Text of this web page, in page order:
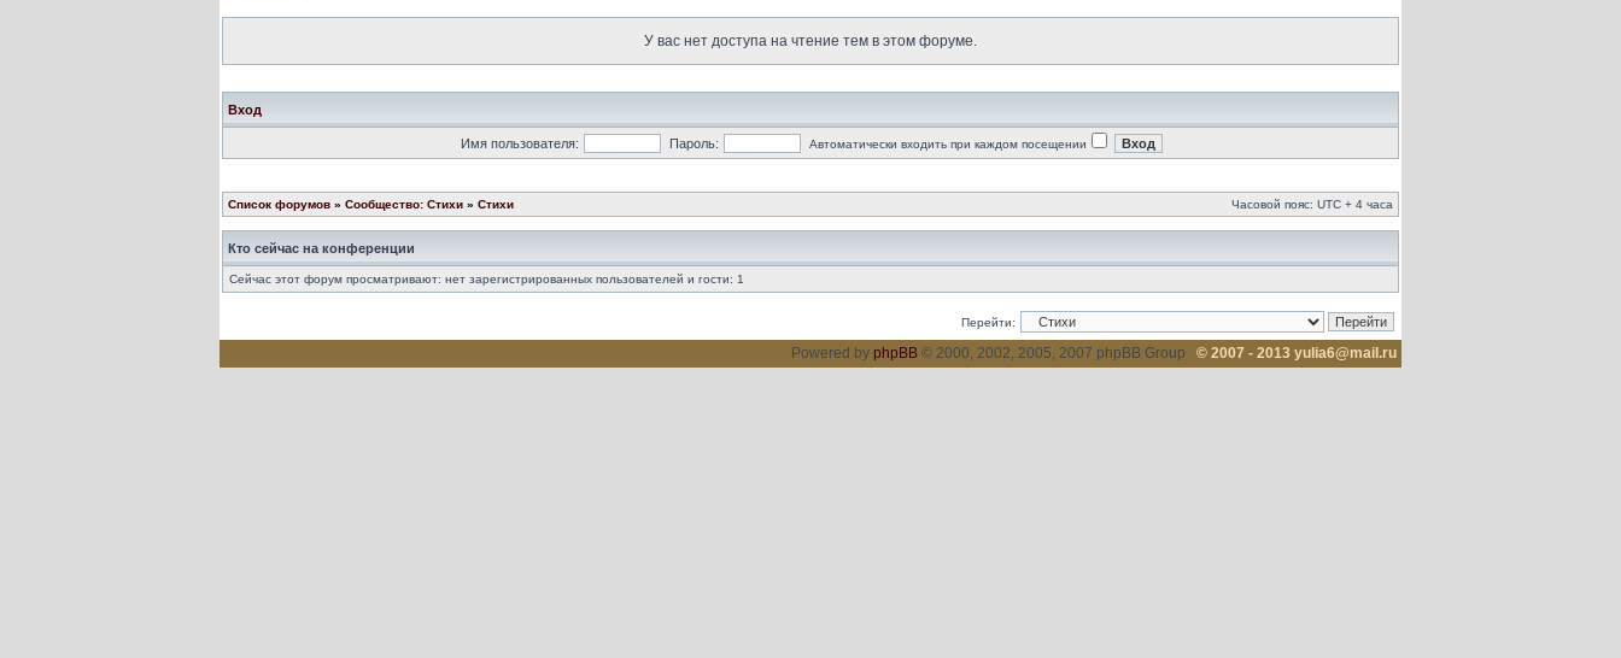
У вас нет доступа на чтение тем в этом форуме.
Вход
Имя пользователя: Пароль: Автоматически входить при каждом посещении
Список форумов » Сообщество: Стихи » Стихи Часовой пояс: UTC + 4 часа
Кто сейчас на конференции
Сейчас этот форум просматривают: нет зарегистрированных пользователей и гости: 1
Перейти:
Powered by phpBB © 2000, 2002, 2005, 2007 phpBB Group © 2007 - 2013 yulia6@mail.ru